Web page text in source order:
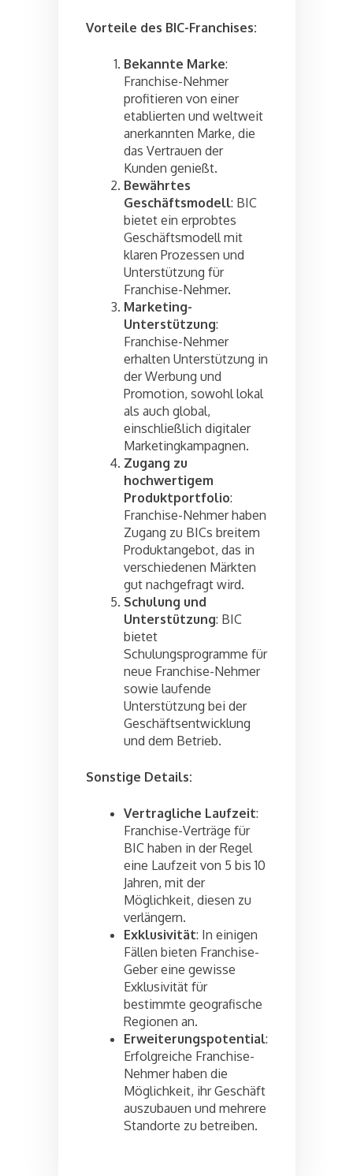
Vorteile des BIC-Franchises:
Bekannte Marke:
Franchise-Nehmer
profitieren von einer
etablierten und weltweit
anerkannten Marke, die
das Vertrauen der
Kunden genießt.
Bewährtes
Geschäftsmodell: BIC
bietet ein erprobtes
Geschäftsmodell mit
klaren Prozessen und
Unterstützung für
Franchise-Nehmer.
Marketing-
Unterstützung:
Franchise-Nehmer
erhalten Unterstützung in
der Werbung und
Promotion, sowohl lokal
als auch global,
einschließlich digitaler
Marketingkampagnen.
Zugang zu
hochwertigem
Produktportfolio:
Franchise-Nehmer haben
Zugang zu BICs breitem
Produktangebot, das in
verschiedenen Märkten
gut nachgefragt wird.
Schulung und
Unterstützung: BIC
bietet
Schulungsprogramme für
neue Franchise-Nehmer
sowie laufende
Unterstützung bei der
Geschäftsentwicklung
und dem Betrieb.
Sonstige Details:
Vertragliche Laufzeit:
Franchise-Verträge für
BIC haben in der Regel
eine Laufzeit von 5 bis 10
Jahren, mit der
Möglichkeit, diesen zu
verlängern.
Exklusivität: In einigen
Fällen bieten Franchise-
Geber eine gewisse
Exklusivität für
bestimmte geografische
Regionen an.
Erweiterungspotential:
Erfolgreiche Franchise-
Nehmer haben die
Möglichkeit, ihr Geschäft
auszubauen und mehrere
Standorte zu betreiben.